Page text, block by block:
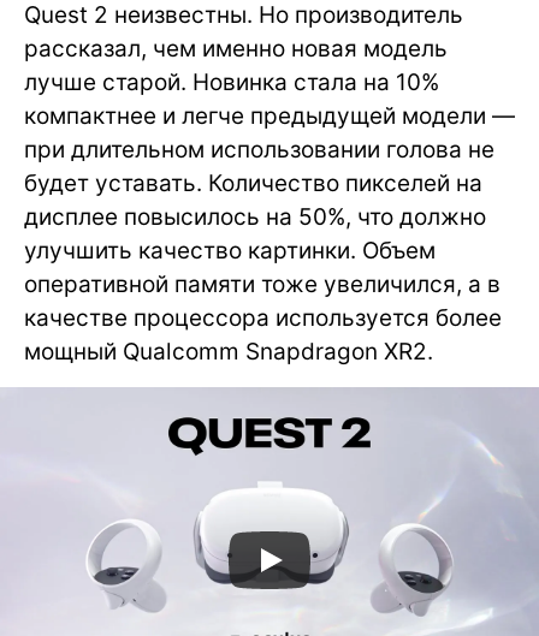
Quest 2 неизвестны. Но производитель
рассказал, чем именно новая модель
лучше старой. Новинка стала на 10%
компактнее и легче предыдущей модели —
при длительном использовании голова не
будет уставать. Количество пикселей на
дисплее повысилось на 50%, что должно
улучшить качество картинки. Объем
оперативной памяти тоже увеличился, а в
качестве процессора используется более
мощный Qualcomm Snapdragon XR2.